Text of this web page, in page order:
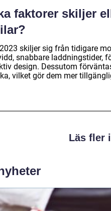
faktorer skiljer
skiljer sig från tidigare
snabbare laddningstider,
design. Dessutom
vilket gör dem mer
Läs fler